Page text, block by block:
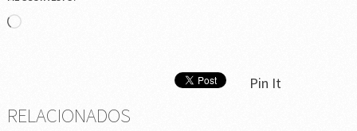
Cargando...
Pin It
RELACIONADOS